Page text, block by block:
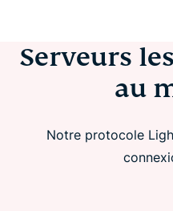
Serveurs
au
Notre protocole